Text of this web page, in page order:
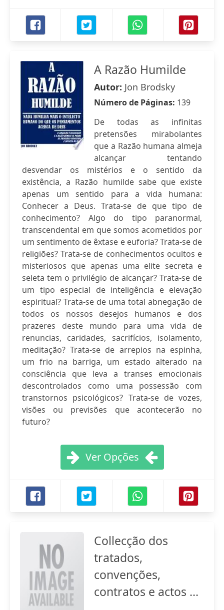
A Razão Humilde
Autor: Jon Brodsky
Número de Páginas: 139
De todas as infinitas
pretensões mirabolantes
que a Razão humana almeja
alcançar tentando
desvendar os mistérios e o sentido da
existência, a Razão humilde sabe que existe
apenas um sentido para a vida humana:
Conhecer a Deus. Trata-se de que tipo de
conhecimento? Algo do tipo paranormal,
transcendental em que somos acometidos por
um sentimento de êxtase e euforia? Trata-se de
religiões? Trata-se de conhecimentos ocultos e
misteriosos que apenas uma elite secreta e
seleta tem o privilégio de alcançar? Trata-se de
um tipo especial de inteligência e elevação
espiritual? Trata-se de uma total abnegação de
todos os nossos desejos humanos e dos
prazeres deste mundo para uma vida de
renuncias, caridades, sacrifícios, isolamento,
meditação? Trata-se de arrepios na espinha,
um frio na barriga, um estado alterado na
consciência que leva a transes emocionais
descontrolados como uma possessão com
transtornos psicológicos? Trata-se de vozes,
visões ou previsões que acontecerão no
futuro?
Ver Opções
Collecção dos
tratados,
convenções,
contratos e actos ...